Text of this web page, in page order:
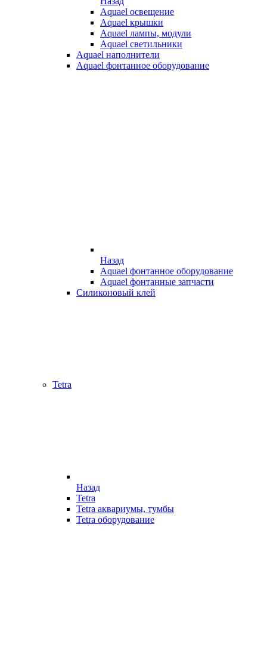
Aquael освещение
Aquael крышки
Aquael лампы, модули
Aquael светильники
Aquael наполнители
Aquael фонтанное оборудование
Назад
Aquael фонтанное оборудование
Aquael фонтанные запчасти
Силиконовый клей
Tetra
Назад
Tetra
Tetra аквариумы, тумбы
Tetra оборудование